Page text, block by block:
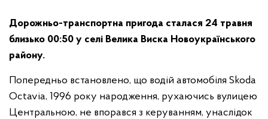
Дорожньо-транспортна пригода сталася 24 травня
близько 00:50 у селі Велика Виска Новоукраїнського
району.
Попередньо встановлено, що водій автомобіля Skoda
Octavia, 1996 року народження, рухаючись вулицею
Центральною, не впорався з керуванням, унаслідок